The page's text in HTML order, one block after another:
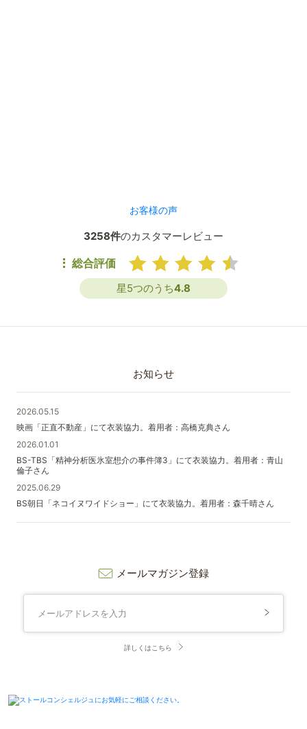
お客様の声
3258件のカスタマーレビュー
総合評価
星5つのうち4.8
お知らせ
2026.05.15
映画「正直不動産」にて衣装協力。着用者：高橋克典さん
2026.01.01
BS-TBS「精神分析医氷室想介の事件簿3」にて衣装協力。着用者：青山
倫子さん
2025.06.29
BS朝日「ネコイヌワイドショー」にて衣装協力。着用者：森千晴さん
メールマガジン登録
詳しくはこちら